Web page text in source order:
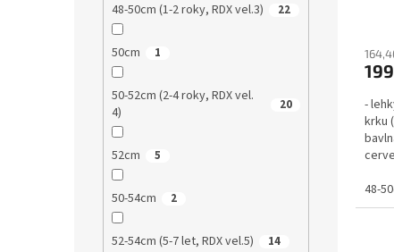
48-50cm (1-2 roky, RDX vel.3) 22
50cm 1
50-52cm (2-4 roky, RDX vel.
4)
20
52cm 5
50-54cm 2
52-54cm (5-7 let, RDX vel.5) 14
-
krku
48-